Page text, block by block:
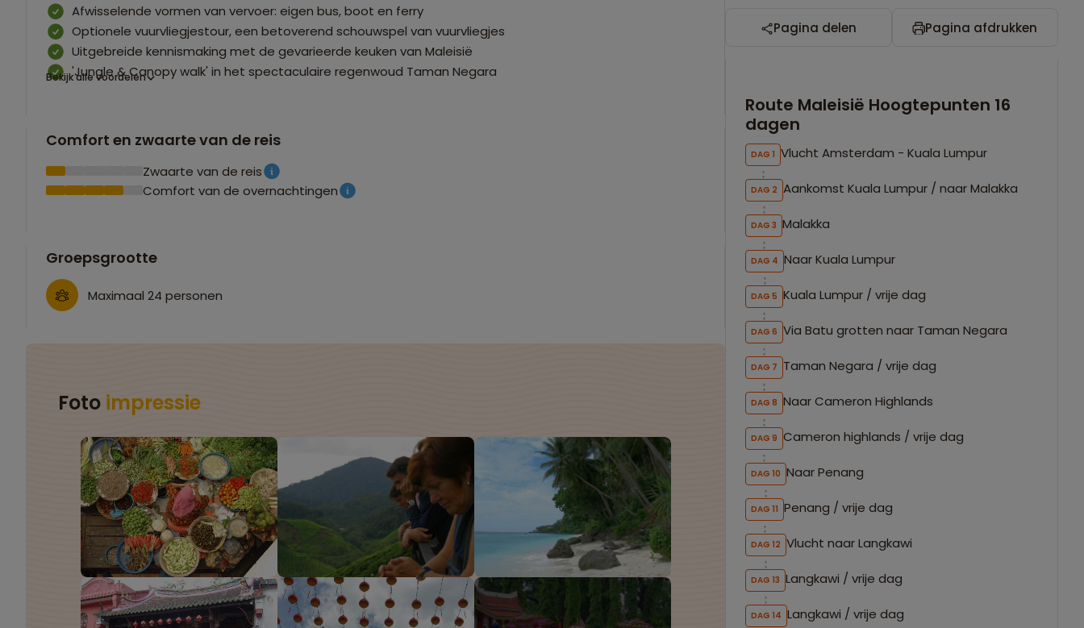
Afwisselende vormen van vervoer: eigen bus, boot en ferry
Optionele vuurvliegjestour, een betoverend schouwspel van vuurvliegjes
Uitgebreide kennismaking met de gevarieerde keuken van Maleisië
'Jungle & Canopy walk' in het spectaculaire regenwoud Taman Negara
Bekijk alle voordelen
Comfort en zwaarte van de reis
Zwaarte van de reis
Comfort van de overnachtingen
Groepsgrootte
Maximaal 24 personen
Foto impressie
Pagina delen Pagina afdrukken
Route Maleisië Hoogtepunten 16
dagen
DAG 1 Vlucht Amsterdam - Kuala Lumpur
DAG 2 Aankomst Kuala Lumpur / naar Malakka
DAG 3 Malakka
DAG 4 Naar Kuala Lumpur
DAG 5 Kuala Lumpur / vrije dag
DAG 6 Via Batu grotten naar Taman Negara
DAG 7 Taman Negara / vrije dag
DAG 8 Naar Cameron Highlands
DAG 9 Cameron highlands / vrije dag
DAG 10 Naar Penang
DAG 11 Penang / vrije dag
DAG 12 Vlucht naar Langkawi
DAG 13 Langkawi / vrije dag
DAG 14 Langkawi / vrije dag